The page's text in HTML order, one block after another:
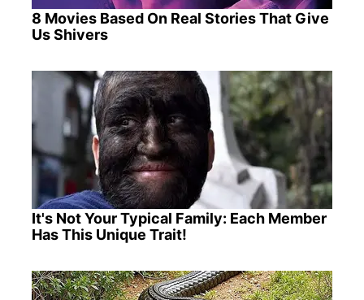
8 Movies Based On Real Stories That Give
Us Shivers
It's Not Your Typical Family: Each Member
Has This Unique Trait!